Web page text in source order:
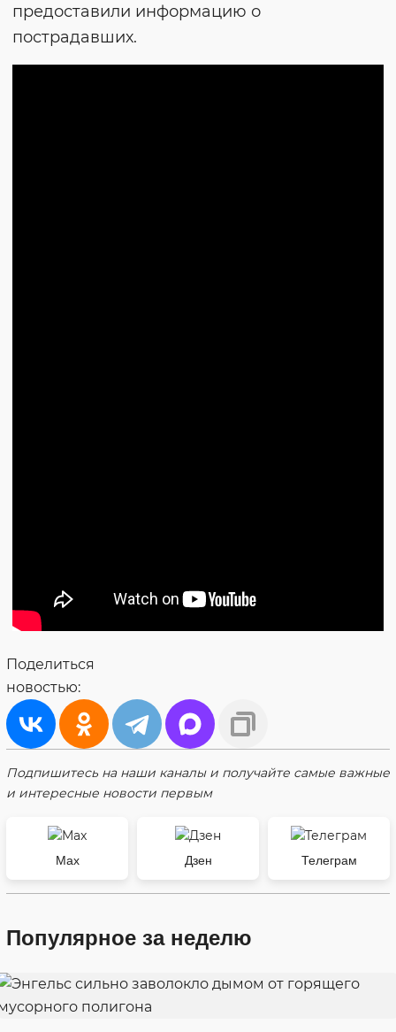
предоставили информацию о
пострадавших.
Поделиться
новостью:
Подпишитесь на наши каналы и получайте самые важные
и интересные новости первым
Max Дзен Телеграм
Популярное за неделю